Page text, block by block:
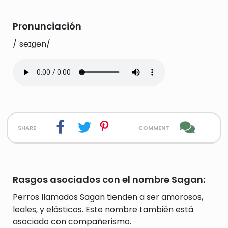
Pronunciación
/ˈseɪɡən/
share comment
Rasgos asociados con el nombre Sagan:
Perros llamados Sagan tienden a ser amorosos,
leales, y elásticos. Este nombre también está
asociado con compañerismo.